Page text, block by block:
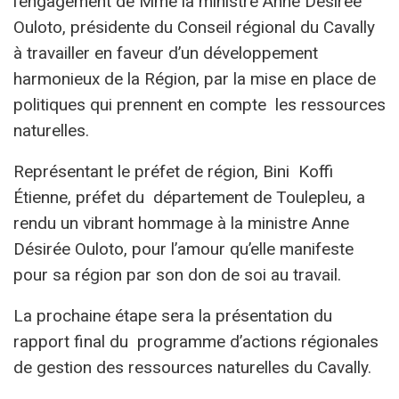
Ouloto, présidente du Conseil régional du Cavally
à travailler en faveur d’un développement
harmonieux de la Région, par la mise en place de
politiques qui prennent en compte les ressources
naturelles.
Représentant le préfet de région, Bini Koffi
Étienne, préfet du département de Toulepleu, a
rendu un vibrant hommage à la ministre Anne
Désirée Ouloto, pour l’amour qu’elle manifeste
pour sa région par son don de soi au travail.
La prochaine étape sera la présentation du
rapport final du programme d’actions régionales
de gestion des ressources naturelles du Cavally.